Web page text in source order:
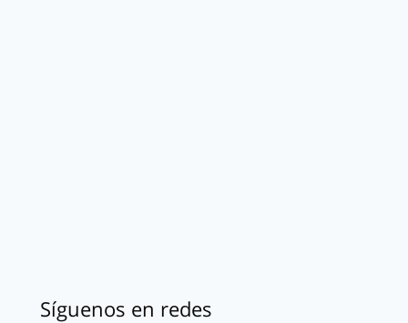
Síguenos en redes